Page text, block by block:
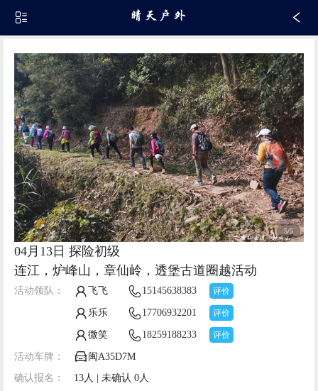
5/5
04月13日 探险初级
连江，炉峰山，章仙岭，透堡古道圈越活动
活动领队： 飞飞 15145638383 评价
乐乐 17706932201 评价
微笑 18259188233 评价
活动车牌： 闽A35D7M
确认报名： 13人 | 未确认 0人